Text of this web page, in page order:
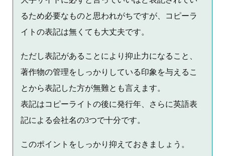
るため必要なものと思われがちですが、コピーラ
イトの表記は無くても大丈夫です。
ただし表記があることにより抑止力になること、
著作物の管理をしっかりしている印象を与えるこ
とから表記した方が無難とも言えます。
表記はコピーライトの後に発行年、さらに英語表
記による会社名の3つで十分です。
このポイントをしっかり抑えておきましょう。